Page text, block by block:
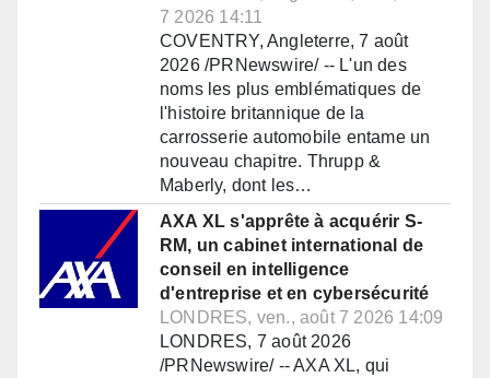
7 2026 14:11
COVENTRY, Angleterre, 7 août
2026 /PRNewswire/ -- L'un des
noms les plus emblématiques de
l'histoire britannique de la
carrosserie automobile entame un
nouveau chapitre. Thrupp &
Maberly, dont les…
AXA XL s'apprête à acquérir S-
RM, un cabinet international de
conseil en intelligence
d'entreprise et en cybersécurité
LONDRES, ven., août 7 2026 14:09
LONDRES, 7 août 2026
/PRNewswire/ -- AXA XL, qui